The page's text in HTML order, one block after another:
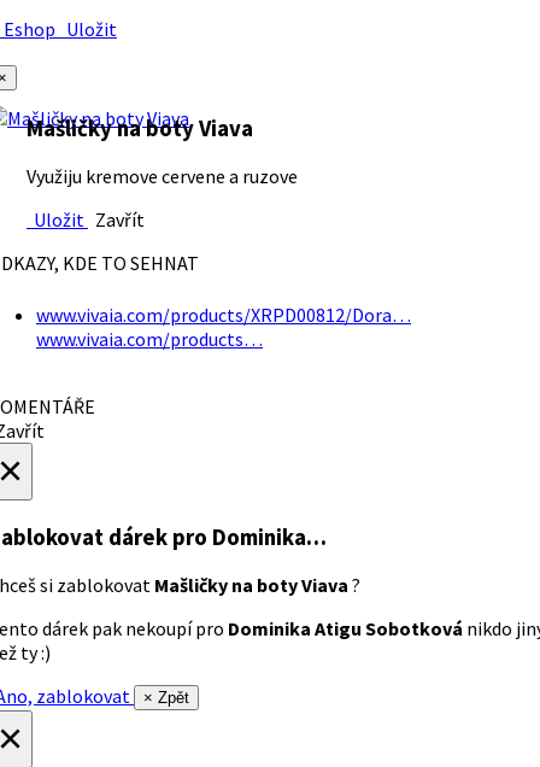
Uložit
Mašličky na boty Viava
Využiju kremove cervene a ruzove
Uložit Zavřít
KDE TO SEHNAT
www.vivaia.com/products/XRPD00812/Dora…
www.vivaia.com/products…
dárek pro Dominika…
si zablokovat Mašličky na boty Viava ?
dárek pak nekoupí pro Dominika Atigu Sobotková nikdo
ty :)
zablokovat
× Zpět